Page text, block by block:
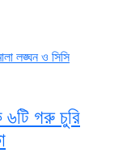
৬টি গরু চুরি